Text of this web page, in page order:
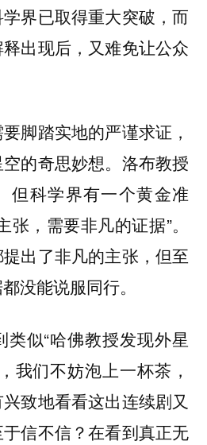
界已取得重大突破，而
出现后，又难免让公众
脚踏实地的严谨求证，
的奇思妙想。洛布教授
但科学界有一个黄金准
张，需要非凡的证据”。
出了非凡的主张，但至
没能说服同行。
类似“哈佛教授发现外星
我们不妨泡上一杯茶，
致地看看这出连续剧又
信不信？在看到真正无